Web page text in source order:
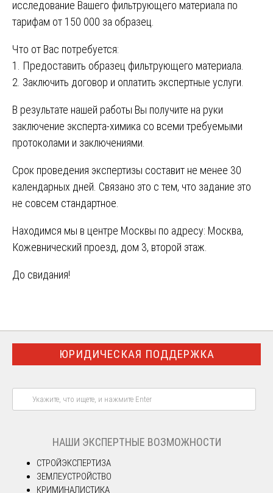
исследование Вашего фильтрующего материала по
тарифам от 150 000 за образец.
Что от Вас потребуется:
1. Предоставить образец фильтрующего материала.
2. Заключить договор и оплатить экспертные услуги.
В результате нашей работы Вы получите на руки
заключение эксперта-химика со всеми требуемыми
протоколами и заключениями.
Срок проведения экспертизы составит не менее 30
календарных дней. Связано это с тем, что задание это
не совсем стандартное.
Находимся мы в центре Москвы по адресу: Москва,
Кожевнический проезд, дом 3, второй этаж.
До свидания!
ЮРИДИЧЕСКАЯ ПОДДЕРЖКА
НАШИ ЭКСПЕРТНЫЕ ВОЗМОЖНОСТИ
СТРОЙЭКСПЕРТИЗА
ЗЕМЛЕУСТРОЙСТВО
КРИМИНАЛИСТИКА